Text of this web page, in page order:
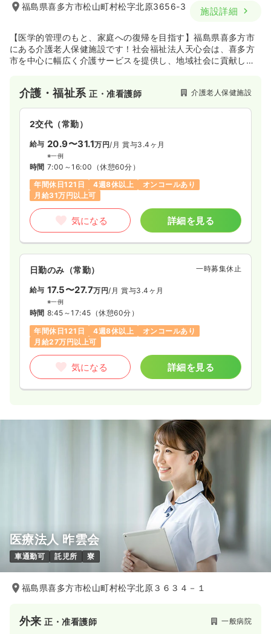
福島県喜多方市松山町村松字北原3656-3 施設詳細
【医学的管理のもと、家庭への復帰を目指す】福島県喜多方市
にある介護老人保健施設です！社会福祉法人天心会は、喜多方
市を中心に幅広く介護サービスを提供し、地域社会に貢献して
介護・福祉系正・准看護師 介護老人保健施設
2交代（常勤）
給与 20.9〜31.1万円/月 賞与3.4ヶ月
※一例
時間 7:00～16:00 （休憩60分）
年間休日121日
4週8休以上
オンコールあり
月給31万円以上可
気になる 詳細を見る
日勤のみ（常勤） 一時募集休止
給与 17.5〜27.7万円/月 賞与3.4ヶ月
※一例
時間 8:45～17:45 （休憩60分）
年間休日121日
4週8休以上
オンコールあり
月給27万円以上可
気になる 詳細を見る
医療法人 昨雲会
車通勤可 託児所 寮
福島県喜多方市松山町村松字北原３６３４－１
外来正・准看護師 一般病院